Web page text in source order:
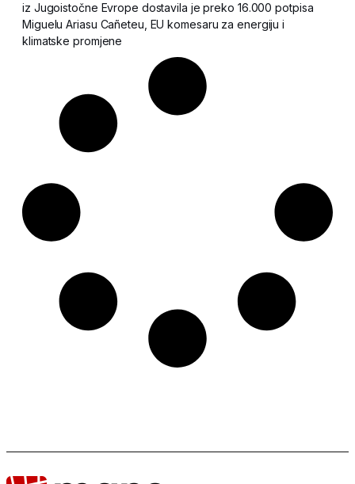
iz Jugoistočne Evrope dostavila je preko 16.000 potpisa
Miguelu Ariasu Cañeteu, EU komesaru za energiju i
klimatske promjene